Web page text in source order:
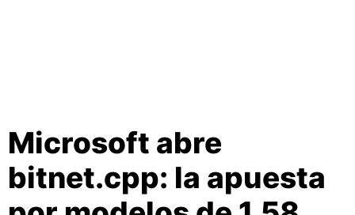
Microsoft abre
bitnet.cpp: la apuesta